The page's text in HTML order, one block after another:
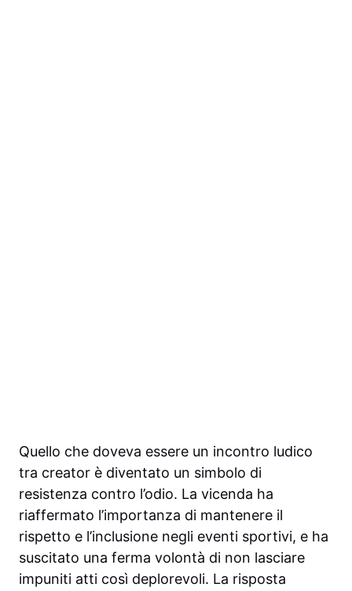
Quello che doveva essere un incontro ludico
tra creator è diventato un simbolo di
resistenza contro l’odio. La vicenda ha
riaffermato l’importanza di mantenere il
rispetto e l’inclusione negli eventi sportivi, e ha
suscitato una ferma volontà di non lasciare
impuniti atti così deplorevoli. La risposta